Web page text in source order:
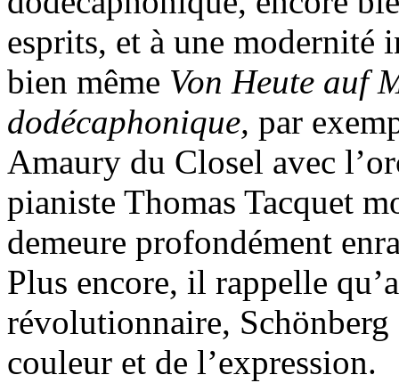
esprits, et à une modernité
bien même Von Heute auf
dodécaphonique, par
Amaury du Closel avec
pianiste Thomas Tacquet
demeure profondément
Plus encore, il rappelle
révolutionnaire,
couleur et de l’expression.